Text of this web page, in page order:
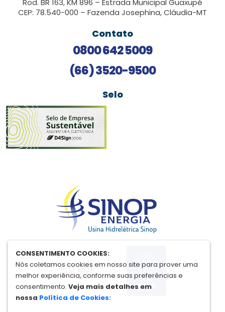
CEP: 78.540-000 – Fazenda Josephina, Cláudia-MT
Contato
0800 642 5009
(66) 3520-9500
Selo
CONSENTIMENTO COOKIES:
Nós coletamos cookies em nosso site para prover uma
melhor experiência, conforme suas preferências e
consentimento. Veja mais detalhes em
nossa Política de Cookies: